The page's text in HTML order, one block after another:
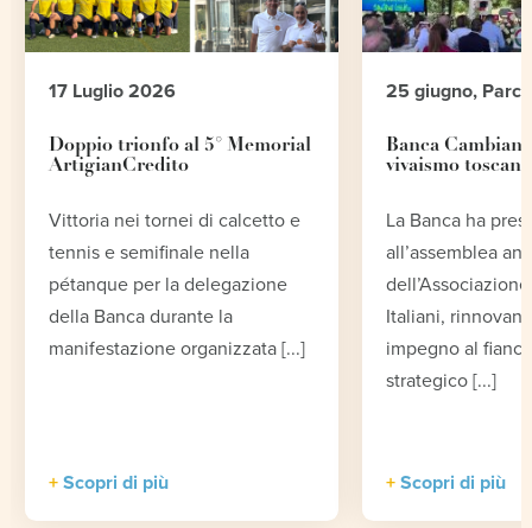
17 Luglio 2026
Doppio trionfo al 5° Memorial
ArtigianCredito
Vittoria nei tornei di calcetto e
tennis e semifinale nella
pétanque per la delegazione
della Banca durante la
manifestazione organizzata [...]
Scopri di più
25 giugno,
Banca
vivaismo toscano
La Banca ha
all’assemblea
Italiani,
impegno al
strategico [...]
Scopri di più